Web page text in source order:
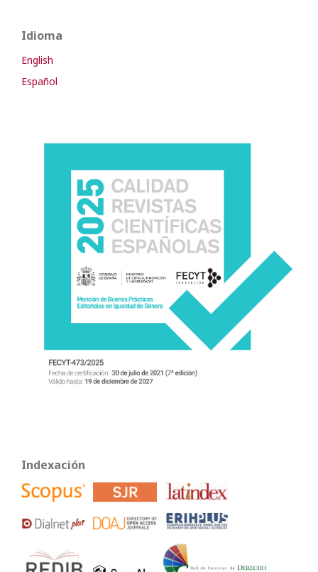
Idioma
English
Español
Indexación